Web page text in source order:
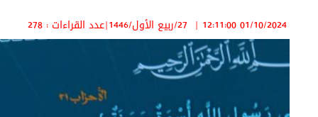
01/10/2024 12:11:00
| 27/ربيع الأول/1446 |عدد القراءات : 278